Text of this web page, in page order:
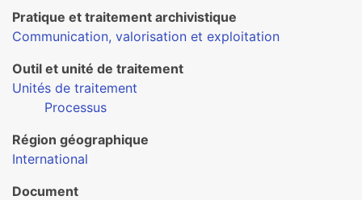
Pratique et traitement archivistique
Communication, valorisation et exploitation
Outil et unité de traitement
Unités de traitement
Processus
Région géographique
International
Document